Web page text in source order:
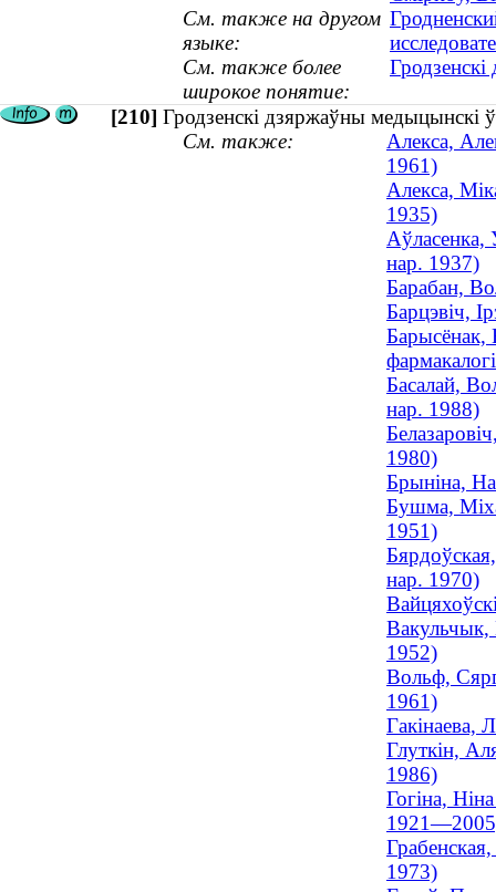
См. также на другом
языке:
См. также более
широкое понятие:
[210] Гродзенскі дзяржаўны медыцынскі
См. также:
Алекса,
1961)
Алекса,
1935)
Аўласенка,
нар. 1937)
Барабан,
Барцэвіч,
Барысёнак,
Басалай,
нар. 1988)
1980)
Брыніна,
Бушма,
1951)
нар. 1970)
Вакульчык,
1952)
Вольф,
1961)
Гакінаева,
Глуткін,
1986)
Гогіна,
1973)